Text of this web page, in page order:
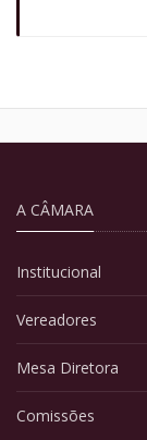
A CÂMARA
Institucional
Vereadores
Mesa Diretora
Comissões